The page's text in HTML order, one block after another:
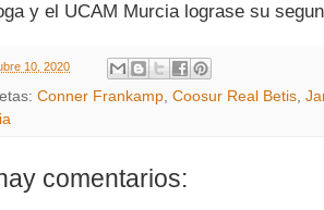
y el UCAM Murcia lograse su
10, 2020
Conner Frankamp Coosur Real Betis
comentarios: